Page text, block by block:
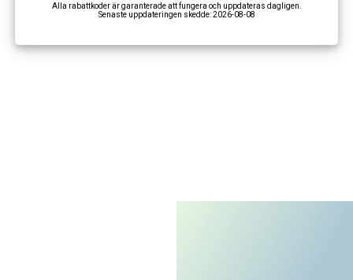
Alla rabattkoder är garanterade att fungera och uppdateras dagligen.
Senaste uppdateringen skedde:2026-08-08